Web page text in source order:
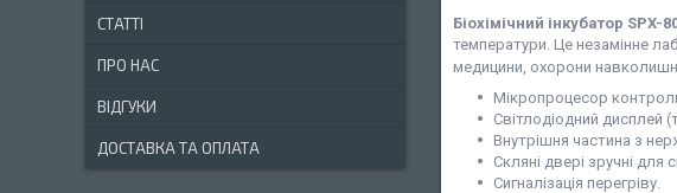
Біохімічний інкубатор SPX-
температури. Це незамінне
медицини, охорони
Мікропроцесор
Світлодіодний дисплей
Внутрішня частина з
Скляні двері зручні для
Сигналізація перегріву.
СТАТТІ
ПРО НАС
ВІДГУКИ
ДОСТАВКА ТА ОПЛАТА